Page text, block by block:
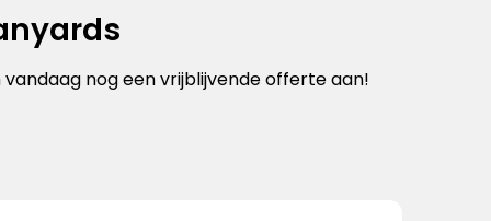
nog een vrijblijvende offerte aan!